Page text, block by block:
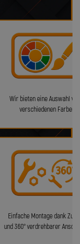
Wir bieten eine Auswahl
verschiedenen Farben!
Einfache Montage dank
und 360° verdrehbarer